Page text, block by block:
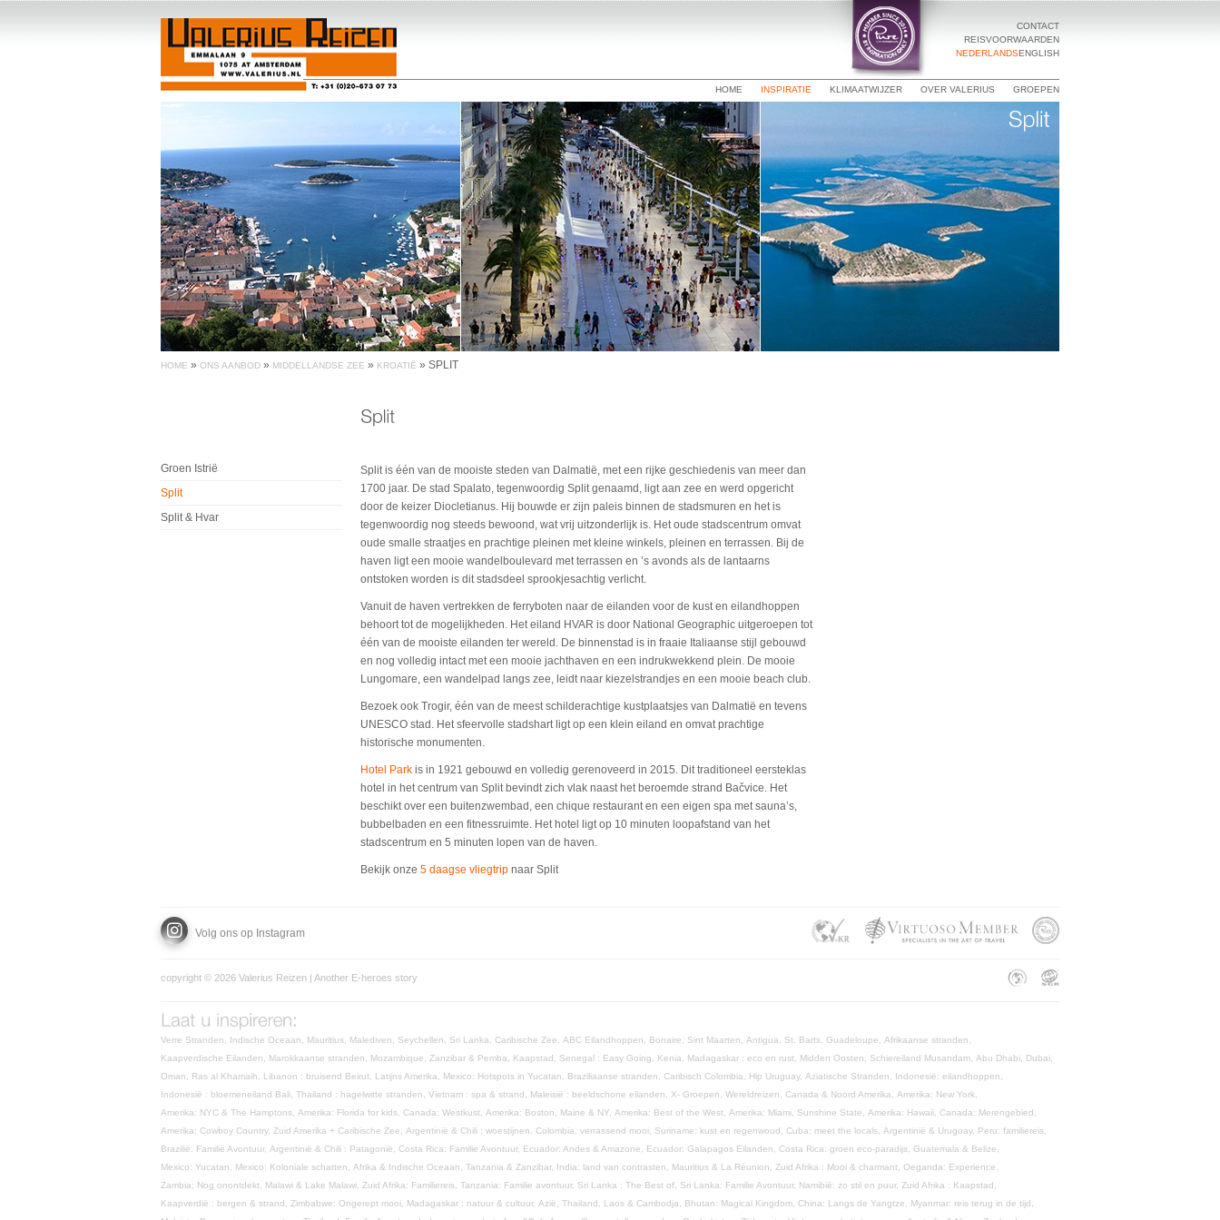
CONTACT
REISVOORWAARDEN
ENGLISH
NEDERLANDS
GROEPEN
OVER VALERIUS
KLIMAATWIJZER
INSPIRATIE
HOME
HOME » ONS AANBOD » MIDDELLANDSE ZEE » KROATIË » SPLIT
Groen Istrië
Split
Split & Hvar
Split is één van de mooiste steden van Dalmatië, met een rijke geschiedenis van meer dan
1700 jaar. De stad Spalato, tegenwoordig Split genaamd, ligt aan zee en werd opgericht
door de keizer Diocletianus. Hij bouwde er zijn paleis binnen de stadsmuren en het is
tegenwoordig nog steeds bewoond, wat vrij uitzonderlijk is. Het oude stadscentrum omvat
oude smalle straatjes en prachtige pleinen met kleine winkels, pleinen en terrassen. Bij de
haven ligt een mooie wandelboulevard met terrassen en ’s avonds als de lantaarns
ontstoken worden is dit stadsdeel sprookjesachtig verlicht.
Vanuit de haven vertrekken de ferryboten naar de eilanden voor de kust en eilandhoppen
behoort tot de mogelijkheden. Het eiland HVAR is door National Geographic uitgeroepen tot
één van de mooiste eilanden ter wereld. De binnenstad is in fraaie Italiaanse stijl gebouwd
en nog volledig intact met een mooie jachthaven en een indrukwekkend plein. De mooie
Lungomare, een wandelpad langs zee, leidt naar kiezelstrandjes en een mooie beach club.
Bezoek ook Trogir, één van de meest schilderachtige kustplaatsjes van Dalmatië en tevens
UNESCO stad. Het sfeervolle stadshart ligt op een klein eiland en omvat prachtige
historische monumenten.
Hotel Park is in 1921 gebouwd en volledig gerenoveerd in 2015. Dit traditioneel eersteklas
hotel in het centrum van Split bevindt zich vlak naast het beroemde strand Bačvice. Het
beschikt over een buitenzwembad, een chique restaurant en een eigen spa met sauna’s,
bubbelbaden en een fitnessruimte. Het hotel ligt op 10 minuten loopafstand van het
stadscentrum en 5 minuten lopen van de haven.
Bekijk onze 5 daagse vliegtrip naar Split
Volg ons op Instagram
copyright © 2026 Valerius Reizen | Another E-heroes story
Verre Stranden, Indische Oceaan, Mauritius, Malediven, Seychellen, Sri Lanka, Caribische Zee, ABC Eilandhoppen, Bonaire, Sint Maarten, Antigua, St. Barts, Guadeloupe, Afrikaanse stranden,
Kaapverdische Eilanden, Marokkaanse stranden, Mozambique, Zanzibar & Pemba, Kaapstad, Senegal : Easy Going, Kenia, Madagaskar : eco en rust, Midden Oosten, Schiereiland Musandam, Abu Dhabi, Dubai,
Oman, Ras al Khamaih, Libanon : bruisend Beirut, Latijns Amerika, Mexico: Hotspots in Yucatan, Braziliaanse stranden, Caribisch Colombia, Hip Uruguay, Aziatische Stranden, Indonesië: eilandhoppen,
Indonesië : bloemeneiland Bali, Thailand : hagelwitte stranden, Vietnam : spa & strand, Maleisië : beeldschone eilanden, X- Groepen, Wereldreizen, Canada & Noord Amerika, Amerika: New York,
Amerika: NYC & The Hamptons, Amerika: Florida for kids, Canada: Westkust, Amerika: Boston, Maine & NY, Amerika: Best of the West, Amerika: Miami, Sunshine State, Amerika: Hawaii, Canada: Merengebied,
Amerika: Cowboy Country, Zuid Amerika + Caribische Zee, Argentinië & Chili : woestijnen, Colombia, verrassend mooi, Suriname: kust en regenwoud, Cuba: meet the locals, Argentinië & Uruguay, Peru: familiereis,
Brazilië: Familie Avontuur, Argentinië & Chili : Patagonië, Costa Rica: Familie Avontuur, Ecuador: Andes & Amazone, Ecuador: Galapagos Eilanden, Costa Rica: groen eco-paradijs, Guatemala & Belize,
Mexico: Yucatan, Mexico: Koloniale schatten, Afrika & Indische Oceaan, Tanzania & Zanzibar, India: land van contrasten, Mauritius & La Réunion, Zuid Afrika : Mooi & charmant, Oeganda: Experience,
Zambia: Nog onontdekt, Malawi & Lake Malawi, Zuid Afrika: Familiereis, Tanzania: Familie avontuur, Sri Lanka : The Best of, Sri Lanka: Familie Avontuur, Namibië: zo stil en puur, Zuid Afrika : Kaapstad,
Kaapverdië : bergen & strand, Zimbabwe: Ongerept mooi, Madagaskar : natuur & cultuur, Azië, Thailand, Laos & Cambodja, Bhutan: Magical Kingdom, China: Langs de Yangtze, Myanmar: reis terug in de tijd,